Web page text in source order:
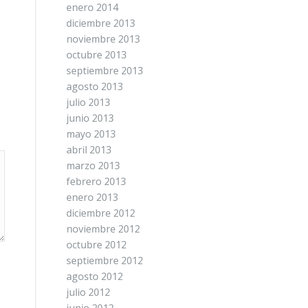
enero 2014
diciembre 2013
noviembre 2013
octubre 2013
septiembre 2013
agosto 2013
julio 2013
junio 2013
mayo 2013
abril 2013
marzo 2013
febrero 2013
enero 2013
diciembre 2012
noviembre 2012
octubre 2012
septiembre 2012
agosto 2012
julio 2012